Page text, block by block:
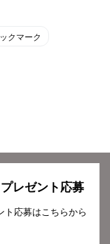
クマーク
レゼント応募
ト応募はこちらから